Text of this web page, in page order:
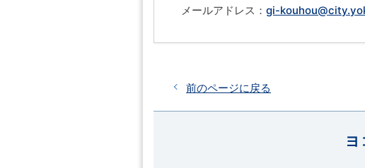
メールアドレス：gi-
前のページに戻る